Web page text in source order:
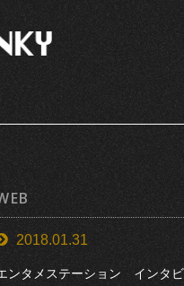
2018.01.31
ンタメステーション インタ